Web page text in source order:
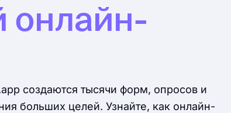
онлайн-
создаются тысячи форм, опросов и
больших целей. Узнайте, как онлайн-